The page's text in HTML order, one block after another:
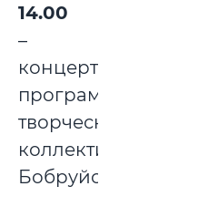
14.00
–
концертная
программа
творческих
коллективов
Бобруйска;